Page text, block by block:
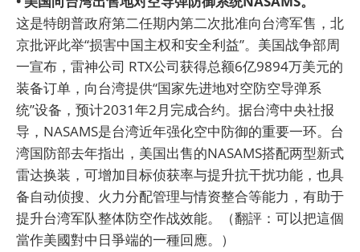
这是特朗普政府第二任期内第二次批准向台湾军售，北
京批评此举“损害中国主权和安全利益”。美国战争部周
一宣布，雷神公司 RTX公司获得总额6亿9894万美元的
装备订单，向台湾提供“国家先进地对空防空导弹系
统”设备，预计2031年2月完成合约。据台湾中央社报
导，NASAMS是台湾近年强化空中防御的重要一环。台
湾国防部去年指出，美国出售的NASAMS搭配两型新式
雷达换装，可增加目标侦获率与提升抗干扰功能，也具
备自动侦搜、火力分配管理与情资整合等能力，有助于
提升台湾军队整体防空作战效能。（翻評：可以把這個
當作美國對中日爭端的一種回應。）